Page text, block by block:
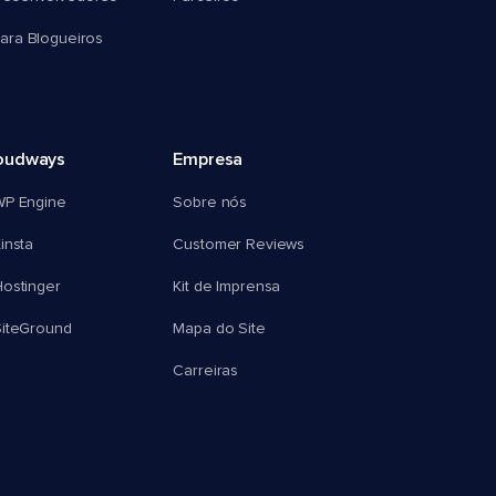
Blogueiros
Engine
Empresa
Sobre nós
Customer Reviews
Kit de Imprensa
Mapa do Site
Carreiras